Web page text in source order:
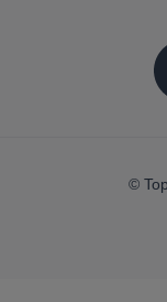
©